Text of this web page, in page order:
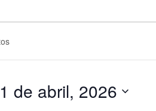
1 de abril, 2026